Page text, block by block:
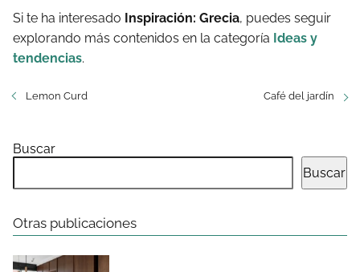
Si te ha interesado Inspiración: Grecia, puedes seguir
explorando más contenidos en la categoría Ideas y
tendencias.
Lemon Curd Café del jardín
Buscar
Buscar
Otras publicaciones